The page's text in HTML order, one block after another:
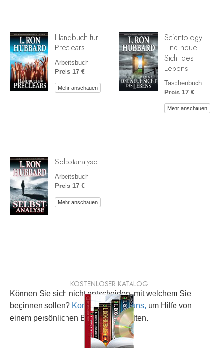
Handbuch für
Preclears
Arbeitsbuch
Preis 17 €
Mehr anschauen
Scientology:
Eine neue
Sicht des
Lebens
Taschenbuch
Preis 17 €
Mehr anschauen
Selbstanalyse
Arbeitsbuch
Preis 17 €
Mehr anschauen
Können Sie sich nicht entscheiden, mit welchem Sie
beginnen sollen? Kontaktieren Sie uns, um Hilfe von
einem persönlichen Berater zu erhalten.
KOSTENLOSER KATALOG